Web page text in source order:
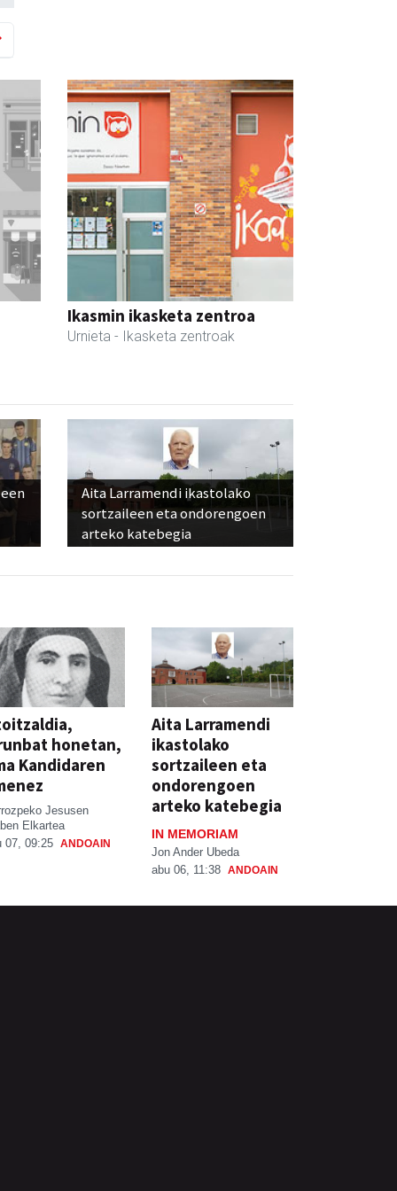
Ikasmin ikasketa zentroa
Urnieta - Ikasketa zentroak
Aita Larramendi ikastolako
sortzaileen eta ondorengoen
arteko katebegia
honetan,
Kandidaren
Jesusen
Elkartea
07, 09:25 ANDOAIN
Aita Larramendi
ikastolako
sortzaileen eta
ondorengoen
arteko katebegia
IN MEMORIAM
Jon Ander Ubeda
abu 06, 11:38 ANDOAIN